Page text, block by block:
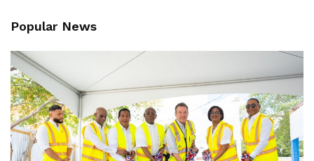
Popular News